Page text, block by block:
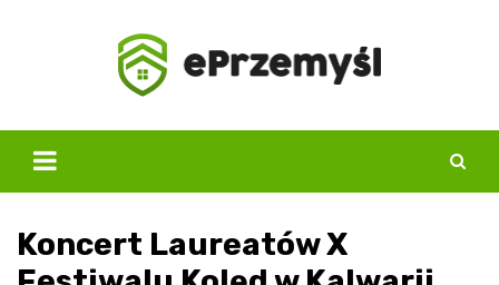
Koncert Laureatów X